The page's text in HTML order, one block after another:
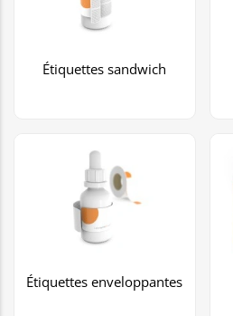
Étiquettes sandwich
Étiquettes enveloppantes